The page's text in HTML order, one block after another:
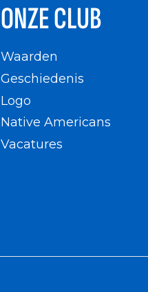
ONZE CLUB
Waarden
Geschiedenis
Logo
Native Americans
Vacatures